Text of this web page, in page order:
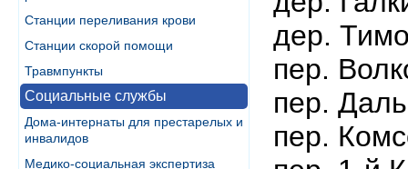
Станции переливания крови
Станции скорой помощи
Травмпункты
Социальные службы
Дома-интернаты для престарелых и
инвалидов
Медико-социальная экспертиза
дер.
пер.
пер.
пер.